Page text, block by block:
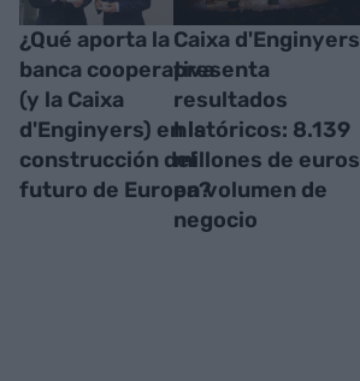
¿Qué aporta la
banca cooperativa
(y la Caixa
d'Enginyers) en la
construcción del
futuro de Europa?
Caixa d'Enginyers
presenta
resultados
históricos: 8.139
millones de euros
en volumen de
negocio